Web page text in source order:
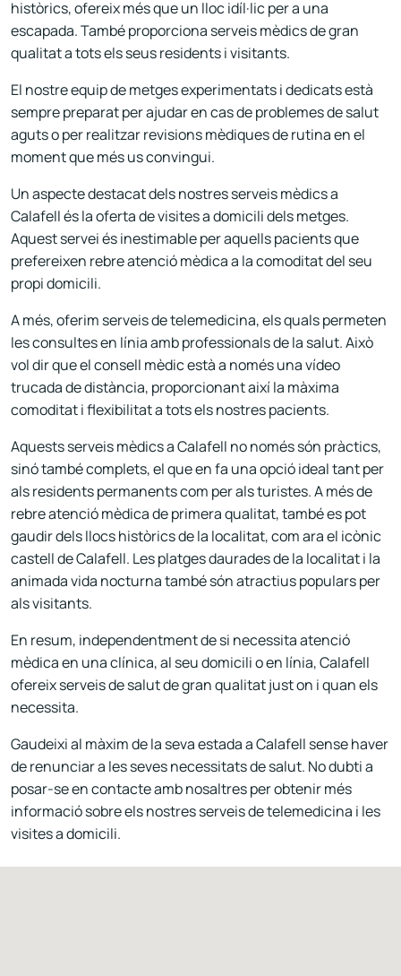
històrics, ofereix més que un lloc idíl·lic per a una
escapada. També proporciona serveis mèdics de gran
qualitat a tots els seus residents i visitants.
El nostre equip de metges experimentats i dedicats està
sempre preparat per ajudar en cas de problemes de salut
aguts o per realitzar revisions mèdiques de rutina en el
moment que més us convingui.
Un aspecte destacat dels nostres serveis mèdics a
Calafell és la oferta de visites a domicili dels metges.
Aquest servei és inestimable per aquells pacients que
prefereixen rebre atenció mèdica a la comoditat del seu
propi domicili.
A més, oferim serveis de telemedicina, els quals permeten
les consultes en línia amb professionals de la salut. Això
vol dir que el consell mèdic està a només una vídeo
trucada de distància, proporcionant així la màxima
comoditat i flexibilitat a tots els nostres pacients.
Aquests serveis mèdics a Calafell no només són pràctics,
sinó també complets, el que en fa una opció ideal tant per
als residents permanents com per als turistes. A més de
rebre atenció mèdica de primera qualitat, també es pot
gaudir dels llocs històrics de la localitat, com ara el icònic
castell de Calafell. Les platges daurades de la localitat i la
animada vida nocturna també són atractius populars per
als visitants.
En resum, independentment de si necessita atenció
mèdica en una clínica, al seu domicili o en línia, Calafell
ofereix serveis de salut de gran qualitat just on i quan els
necessita.
Gaudeixi al màxim de la seva estada a Calafell sense haver
de renunciar a les seves necessitats de salut. No dubti a
posar-se en contacte amb nosaltres per obtenir més
informació sobre els nostres serveis de telemedicina i les
visites a domicili.